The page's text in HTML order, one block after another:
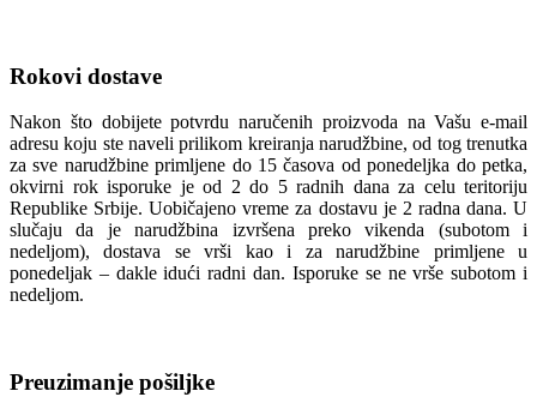
Rokovi dostave
Nakon što dobijete potvrdu naručenih proizvoda na Vašu e-mail
adresu koju ste naveli prilikom kreiranja narudžbine, od tog trenutka
za sve narudžbine primljene do 15 časova od ponedeljka do petka,
okvirni rok isporuke je od 2 do 5 radnih dana za celu teritoriju
Republike Srbije. Uobičajeno vreme za dostavu je 2 radna dana. U
slučaju da je narudžbina izvršena preko vikenda (subotom i
nedeljom), dostava se vrši kao i za narudžbine primljene u
ponedeljak – dakle idući radni dan. Isporuke se ne vrše subotom i
nedeljom.
Preuzimanje pošiljke